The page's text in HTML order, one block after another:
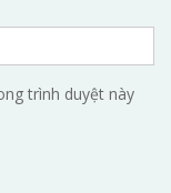
trình duyệt này